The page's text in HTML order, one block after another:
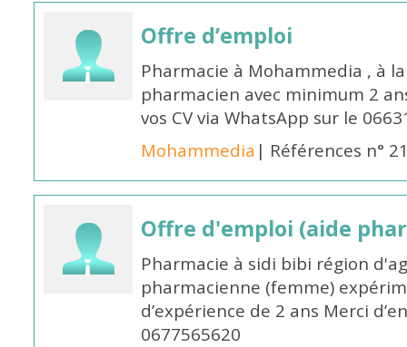
Offre d’emploi
Pharmacie à Mohammedia , à
pharmacien avec minimum 2
vos CV via WhatsApp sur le
Mohammedia | Références n°
Offre d'emploi (aide
Pharmacie à sidi bibi région
pharmacienne (femme)
d’expérience de 2 ans Merci
0677565620